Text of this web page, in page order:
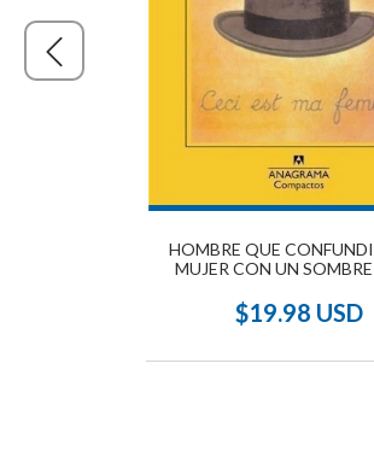
HOMBRE QUE
MUJER CON UN
$19.98 USD